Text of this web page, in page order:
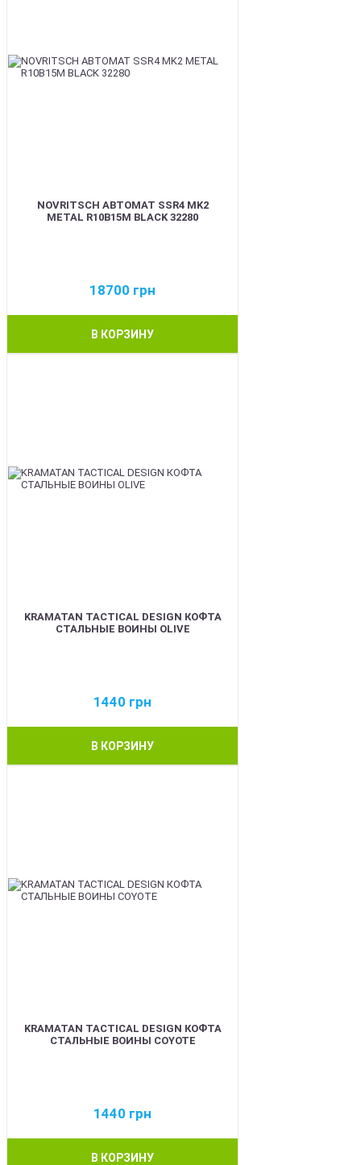
NOVRITSCH АВТОМАТ SSR4 MK2
METAL R10B15M BLACK 32280
18700 грн
В КОРЗИНУ
KRAMATAN TACTICAL DESIGN КОФТА
СТАЛЬНЫЕ ВОИНЫ OLIVE
1440 грн
В КОРЗИНУ
KRAMATAN TACTICAL DESIGN КОФТА
СТАЛЬНЫЕ ВОИНЫ COYOTE
1440 грн
В КОРЗИНУ